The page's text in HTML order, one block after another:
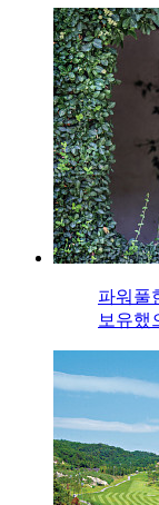
파워풀
보유했